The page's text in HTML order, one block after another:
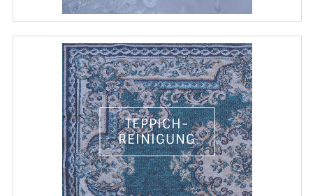
TEPPICH-
REINIGUNG